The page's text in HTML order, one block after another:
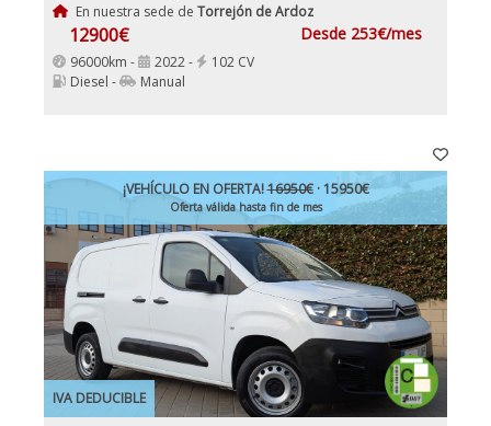
En nuestra sede de Torrejón de Ardoz
12900€ Desde 253€/mes
96000km - 2022 -
102 CV
Diesel -
Manual
IVA DEDUCIBLE
¡VEHÍCULO EN OFERTA!16950€· 15950€
Oferta válida hasta fin de mes